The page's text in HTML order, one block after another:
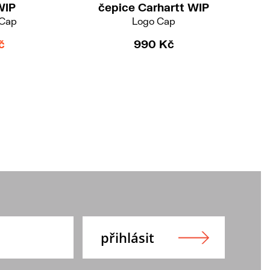
čepice Carhartt WIP
Logo Cap
990 Kč